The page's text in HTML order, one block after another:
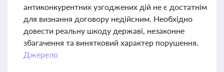
антиконкурентних узгоджених дій не є достатнім
для визнання договору недійсним. Необхідно
довести реальну шкоду державі, незаконне
збагачення та винятковий характер порушення.
Джерело